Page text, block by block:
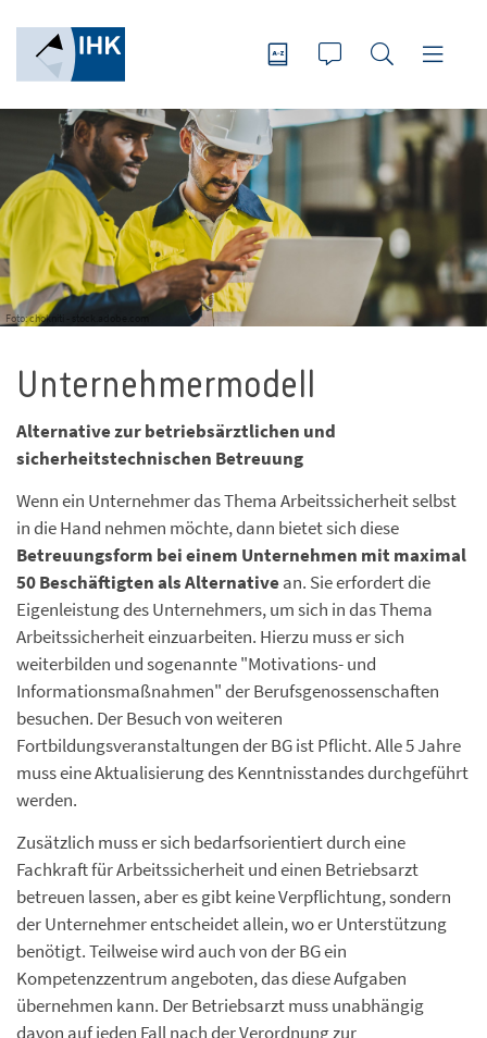
Foto: chokniti - stock.adobe.com
Unternehmermodell
Alternative zur betriebsärztlichen und
sicherheitstechnischen Betreuung
Wenn ein Unternehmer das Thema Arbeitssicherheit selbst
in die Hand nehmen möchte, dann bietet sich diese
Betreuungsform bei einem Unternehmen mit maximal
50 Beschäftigten als Alternativean. Sie erfordert die
Eigenleistung des Unternehmers, um sich in das Thema
Arbeitssicherheit einzuarbeiten. Hierzu muss er sich
weiterbilden und sogenannte "Motivations- und
Informationsmaßnahmen" der Berufsgenossenschaften
besuchen. Der Besuch von weiteren
Fortbildungsveranstaltungen der BG ist Pflicht. Alle 5 Jahre
muss eine Aktualisierung des Kenntnisstandes durchgeführt
werden.
Zusätzlich muss er sich bedarfsorientiert durch eine
Fachkraft für Arbeitssicherheit und einen Betriebsarzt
betreuen lassen, aber es gibt keine Verpflichtung, sondern
der Unternehmer entscheidet allein, wo er Unterstützung
benötigt. Teilweise wird auch von der BG ein
Kompetenzzentrum angeboten, das diese Aufgaben
übernehmen kann. Der Betriebsarzt muss unabhängig
davon auf jeden Fall nach der Verordnung zur